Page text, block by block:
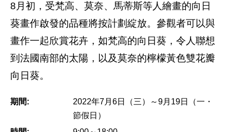
8月初，受梵高、莫奈、馬蒂斯等人繪畫的向日
葵畫作啟發的品種將按計劃綻放。參觀者可以與
畫作一起欣賞花卉，如梵高的向日葵，令人聯想
到法國南部的太陽，以及莫奈的檸檬黃色雙花瓣
向日葵。
期間:
2022年7月6日（三）～9月19日（一・
節假日）